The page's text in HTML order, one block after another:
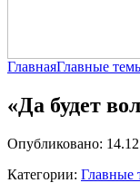
ГлавнаяГлавные
«Да будет
Опубликовано:
Категории: Главные